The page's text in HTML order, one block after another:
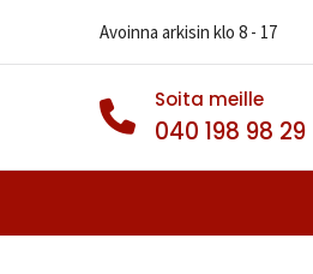
Avoinna arkisin klo 8 - 17
Soita meille
040 198 98 29